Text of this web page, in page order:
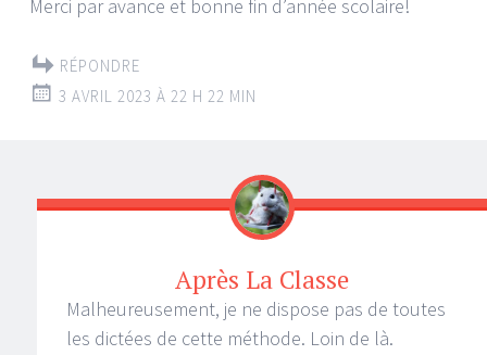
Merci par avance et bonne fin d’année scolaire!
RÉPONDRE
3 AVRIL 2023 À 22 H 22 MIN
Après La Classe
Malheureusement, je ne dispose pas de toutes
les dictées de cette méthode. Loin de là.